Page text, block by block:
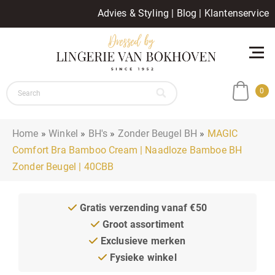
Advies & Styling | Blog | Klantenservice
0
Home »Winkel » BH's » Zonder Beugel BH » MAGIC
Comfort Bra Bamboo Cream | Naadloze Bamboe BH
Zonder Beugel | 40CBB
Gratis verzending vanaf €50
Groot assortiment
Exclusieve merken
Fysieke winkel